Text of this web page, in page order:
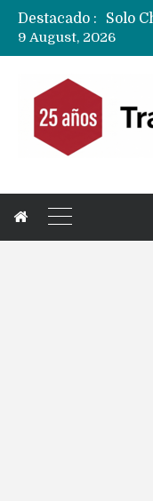
Destacado :
9 August, 2026